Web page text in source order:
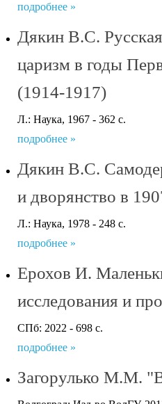
подробнее »
Дякин В.С.
царизм в годы
(1914-1917)
Л.: Наука, 1967 - 362 с.
подробнее »
Дякин В.С.
и дворянство в
Л.: Наука, 1978 - 248 с.
подробнее »
Ерохов И.
исследования и
СПб: 2022 - 698 с.
подробнее »
Загорулько М.М.